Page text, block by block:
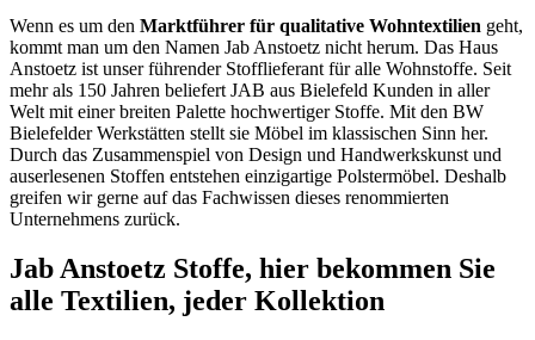
Wenn es um den Marktführer für qualitative Wohntextilien geht,
kommt man um den Namen Jab Anstoetz nicht herum. Das Haus
Anstoetz ist unser führender Stofflieferant für alle Wohnstoffe. Seit
mehr als 150 Jahren beliefert JAB aus Bielefeld Kunden in aller
Welt mit einer breiten Palette hochwertiger Stoffe. Mit den BW
Bielefelder Werkstätten stellt sie Möbel im klassischen Sinn her.
Durch das Zusammenspiel von Design und Handwerkskunst und
auserlesenen Stoffen entstehen einzigartige Polstermöbel. Deshalb
greifen wir gerne auf das Fachwissen dieses renommierten
Unternehmens zurück.
Jab Anstoetz Stoffe, hier bekommen Sie
alle Textilien, jeder Kollektion